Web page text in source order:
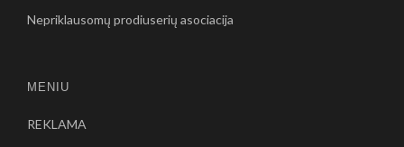
Nepriklausomų prodiuserių asociacija
MENIU
REKLAMA